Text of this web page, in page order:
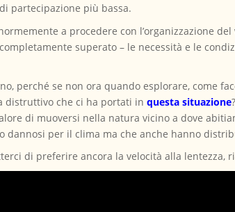
partecipazione più bassa.
a procedere con l’organizzazione
superato – le necessità e le
perché se non ora quando esplorare, come
distruttivo che ci ha portati inquesta situazione
di muoversi nella natura vicino a dove
dannosi per il clima ma che anche hanno
di preferire ancora la velocità alla